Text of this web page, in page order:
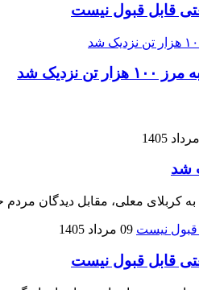
قابل قبول نیست
شد
شد
کربلای معلی، مقابل دیدگان
09 مرداد 1405
قابل قبول نیست